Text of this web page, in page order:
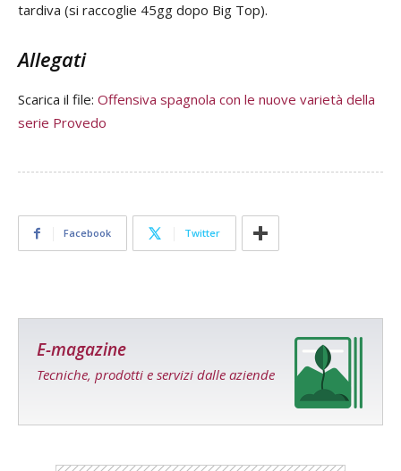
tardiva (si raccoglie 45gg dopo Big Top).
Allegati
Scarica il file: Offensiva spagnola con le nuove varietà della
serie Provedo
Facebook Twitter
E-magazine
Tecniche, prodotti e servizi dalle aziende